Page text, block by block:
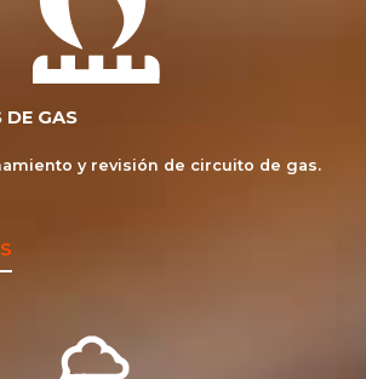
DE GAS
y revisión de circuito de gas.